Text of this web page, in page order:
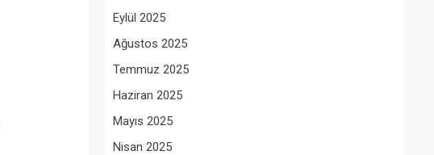
Eylül 2025
Ağustos 2025
Temmuz 2025
Haziran 2025
Mayıs 2025
Nisan 2025